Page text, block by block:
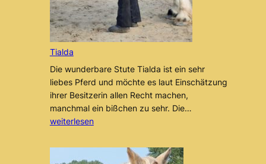
Tialda
Die wunderbare Stute Tialda ist ein sehr
liebes Pferd und möchte es laut Einschätzung
ihrer Besitzerin allen Recht machen,
manchmal ein bißchen zu sehr. Die…
weiterlesen